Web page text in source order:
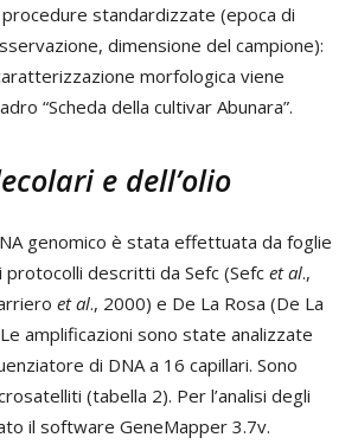
standardizzate (epoca di
dimensione del campione):
morfologica viene
“Scheda della cultivar Abunara”.
e dell’olio
genomico è stata effettuata da foglie
protocolli descritti da Sefc (Sefc et al.,
et al., 2000) e De La Rosa (De La
amplificazioni sono state analizzate
di DNA a 16 capillari. Sono
(tabella 2). Per l’analisi degli
il software GeneMapper 3.7v.